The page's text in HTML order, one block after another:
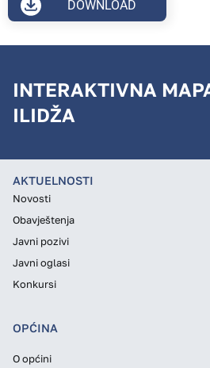
DOWNLOAD
INTERAKTIVNA
ILIDŽA
AKTUELNOSTI
Novosti
Obavještenja
Javni pozivi
Javni oglasi
Konkursi
OPĆINA
O općini